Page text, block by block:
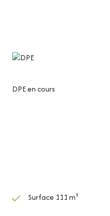
DPE en cours
Surface 111 m²